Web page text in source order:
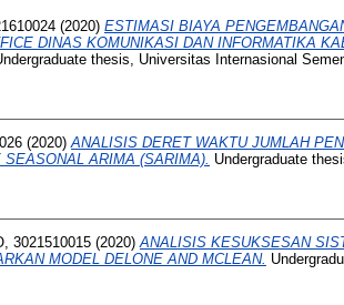
(2020) ESTIMASI BIAYA
DINAS KOMUNIKASI DAN INFORMATIKA
thesis, Universitas Internasional
(2020) ANALISIS DERET WAKTU JUMLAH
ARIMA (SARIMA). Undergraduate
3021510015 (2020) ANALISIS KESUKSESAN
MODEL DELONE AND MCLEAN.